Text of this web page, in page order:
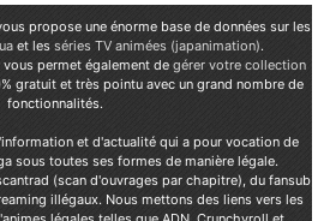
propose une énorme base de données sur les
et les séries TV animées (japanimation).
permet également de gérer votre collection
gratuit et très pointu avec un grand nombre de
fonctionnalités.
et d'actualité qui a pour vocation de
sous toutes ses formes de manière légale.
(scan d'ouvrages par chapitre), du fansub
illégaux. Nous mettons des liens vers les